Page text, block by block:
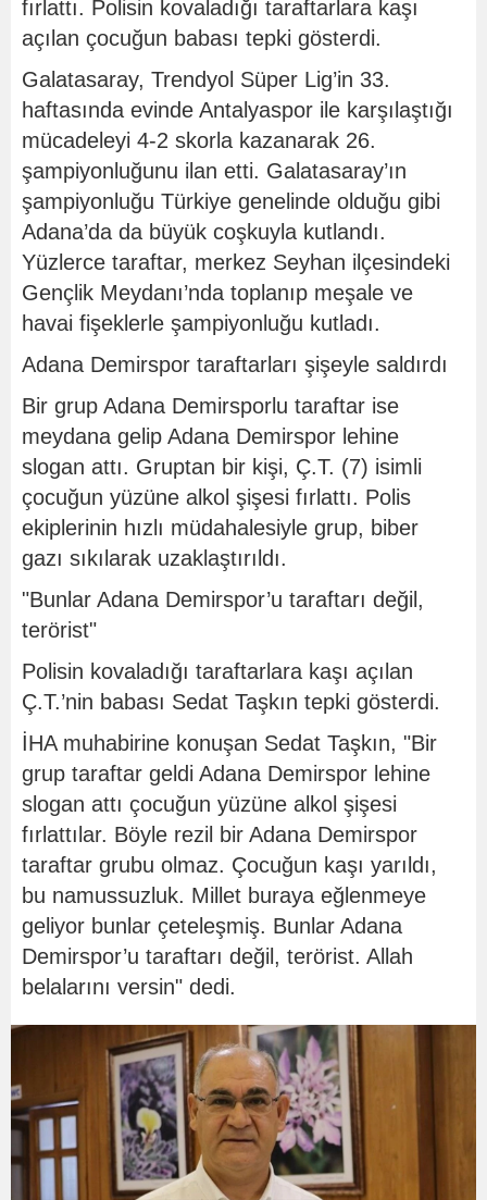
fırlattı. Polisin kovaladığı taraftarlara kaşı
açılan çocuğun babası tepki gösterdi.
Galatasaray, Trendyol Süper Lig’in 33.
haftasında evinde Antalyaspor ile karşılaştığı
mücadeleyi 4-2 skorla kazanarak 26.
şampiyonluğunu ilan etti. Galatasaray’ın
şampiyonluğu Türkiye genelinde olduğu gibi
Adana’da da büyük coşkuyla kutlandı.
Yüzlerce taraftar, merkez Seyhan ilçesindeki
Gençlik Meydanı’nda toplanıp meşale ve
havai fişeklerle şampiyonluğu kutladı.
Adana Demirspor taraftarları şişeyle saldırdı
Bir grup Adana Demirsporlu taraftar ise
meydana gelip Adana Demirspor lehine
slogan attı. Gruptan bir kişi, Ç.T. (7) isimli
çocuğun yüzüne alkol şişesi fırlattı. Polis
ekiplerinin hızlı müdahalesiyle grup, biber
gazı sıkılarak uzaklaştırıldı.
"Bunlar Adana Demirspor’u taraftarı değil,
terörist"
Polisin kovaladığı taraftarlara kaşı açılan
Ç.T.’nin babası Sedat Taşkın tepki gösterdi.
İHA muhabirine konuşan Sedat Taşkın, "Bir
grup taraftar geldi Adana Demirspor lehine
slogan attı çocuğun yüzüne alkol şişesi
fırlattılar. Böyle rezil bir Adana Demirspor
taraftar grubu olmaz. Çocuğun kaşı yarıldı,
bu namussuzluk. Millet buraya eğlenmeye
geliyor bunlar çeteleşmiş. Bunlar Adana
Demirspor’u taraftarı değil, terörist. Allah
belalarını versin" dedi.